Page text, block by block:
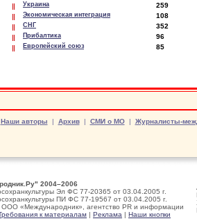
Украина 259
Экономическая интеграция 108
СНГ 352
Прибалтика 96
Европейский союз 85
Наши авторы | Архив| СМИ о МО| Журналисты-
2004–2006
Эл ФС 77-20365 от 03.04.2005 г.
ПИ ФС 77-19567 от 03.04.2005 г.
ООО «Международник», агентство PR и информации
к материалам | Реклама | Наши кнопки